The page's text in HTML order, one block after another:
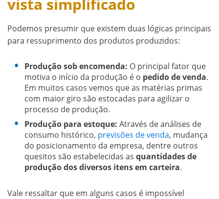
vista simplificado
Podemos presumir que existem duas lógicas principais
para ressuprimento dos produtos produzidos:
Produção sob encomenda: O principal fator que
motiva o início da produção é o pedido de venda.
Em muitos casos vemos que as matérias primas
com maior giro são estocadas para agilizar o
processo de produção.
Produção para estoque: Através de análises de
consumo histórico, previsões de venda, mudança
do posicionamento da empresa, dentre outros
quesitos são estabelecidas as quantidades de
produção dos diversos itens em carteira.
Vale ressaltar que em alguns casos é impossível